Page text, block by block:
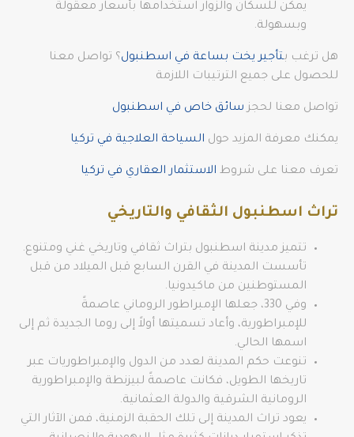
يمكن للسكان والزوار استخدامها بأسعار معقولة
وبسهولة.
هل ترغب بتأجير يخت بساعة في اسطنبول؟ تواصل معنا
للحصول على جميع الترتيبات اللازمة
تواصل معنا لحجزسائق خاص في اسطنبول
يمكنك معرفة المزيد حول السياحة العلاجية في تركيا
تعرف معنا على شروط الاستثمار العقاري في تركيا
تراث اسطنبول الثقافي والتاريخي
تتميز مدينة اسطنبول بتراث ثقافي وتاريخي غني ومتنوع.
تأسست المدينة في القرن السابع قبل الميلاد من قبل
المستوطنين من ماكيدونيا.
وفي 330، جعلها الإمبراطور الروماني عاصمةً
للإمبراطورية، وأعاد تسميتها أولاً إلى روما الجديدة ثم إلى
اسمها الحالي.
تنوعت حكم المدينة لعدد من الدول والإمبراطوريات عبر
تاريخها الطويل، فكانت عاصمةً لبيزنطة والإمبراطورية
الرومانية الشرقية والدولة العثمانية.
يعود تراث المدينة إلى تلك الحقبة الزمنية، فمن الآثار التي